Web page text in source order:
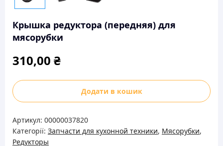
Крышка редуктора (передняя) для
мясорубки
310,00 ₴
Крышка
редуктора
для
мясорубки
Додати в кошик
Артикул: 00000037820
Категорії: Запчасти для кухонной техники, Мясорубки,
Редукторы